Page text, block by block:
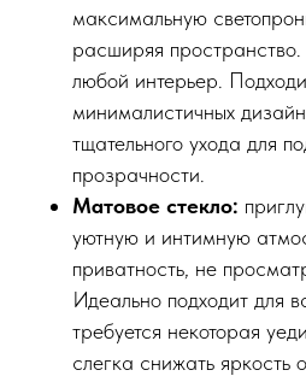
максимальную
расширяя
любой интерьер.
минималистичных
тщательного ухода для
прозрачности.
Матовое стекло:
уютную и интимную
приватность, не
Идеально подходит для
требуется некоторая
слегка снижать яркость